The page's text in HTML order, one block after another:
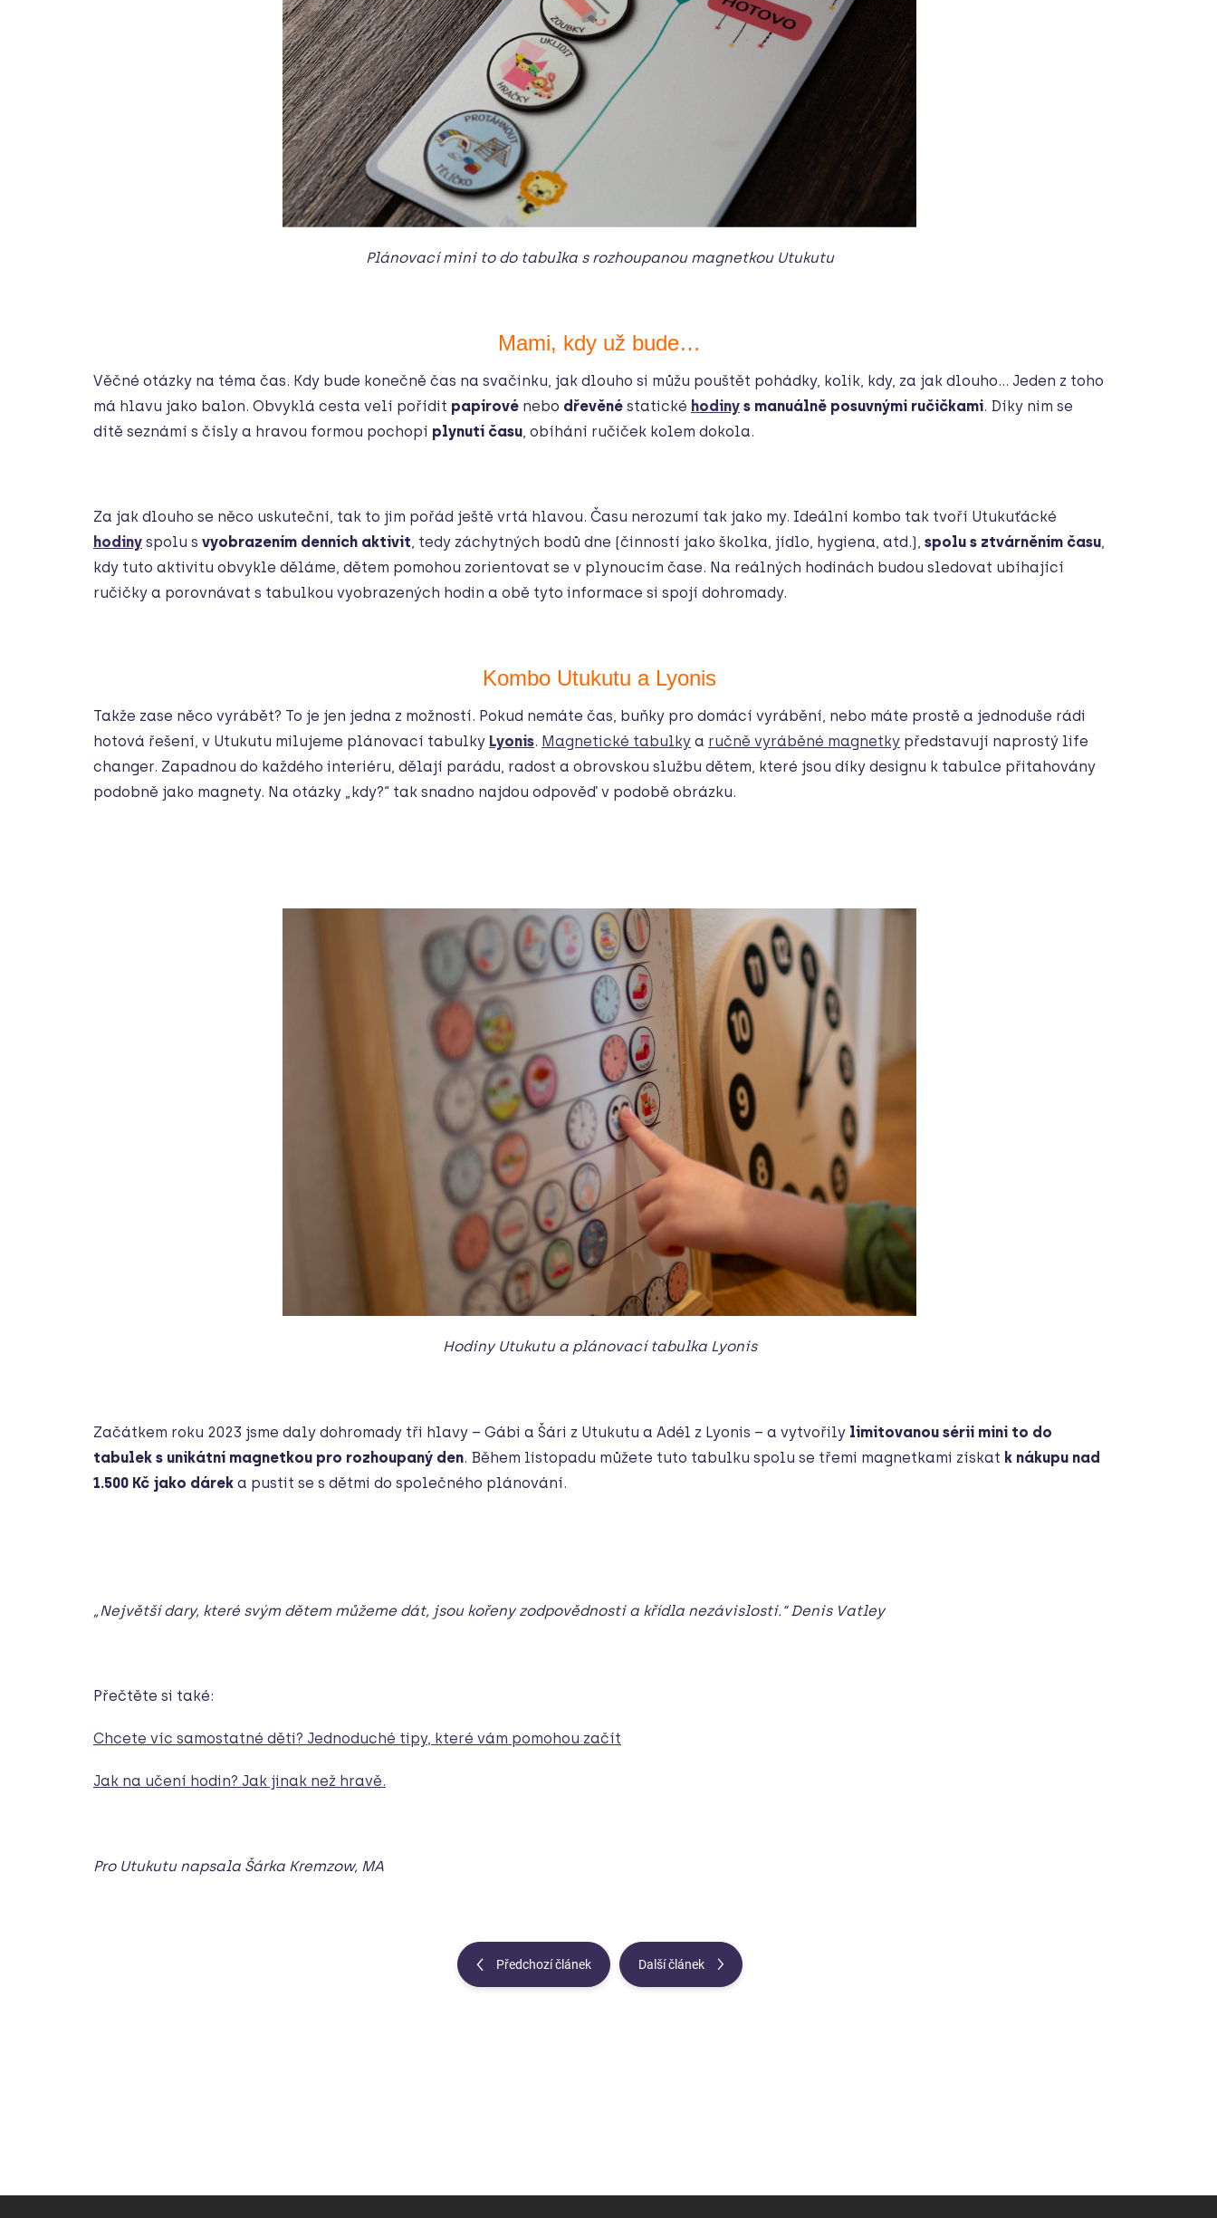
Plánovací mini to do tabulka s rozhoupanou magnetkou Utukutu
Mami, kdy už bude…
Věčné otázky na téma čas. Kdy bude konečně čas na svačinku, jak dlouho si můžu pouštět pohádky, kolik, kdy, za jak dlouho… Jeden z toho
má hlavu jako balon. Obvyklá cesta velí pořídit papírové nebo dřevěné statické hodiny s manuálně posuvnými ručičkami. Díky nim se
dítě seznámí s čísly a hravou formou pochopí plynutí času, obíhání ručiček kolem dokola.
Za jak dlouho se něco uskuteční, tak to jim pořád ještě vrtá hlavou. Času nerozumí tak jako my. Ideální kombo tak tvoří Utukuťácké
hodiny spolu s vyobrazením denních aktivit, tedy záchytných bodů dne (činností jako školka, jídlo, hygiena, atd.), spolu s ztvárněním času,
kdy tuto aktivitu obvykle děláme, dětem pomohou zorientovat se v plynoucím čase. Na reálných hodinách budou sledovat ubíhající
ručičky a porovnávat s tabulkou vyobrazených hodin a obě tyto informace si spojí dohromady.
Kombo Utukutu a Lyonis
Takže zase něco vyrábět? To je jen jedna z možností. Pokud nemáte čas, buňky pro domácí vyrábění, nebo máte prostě a jednoduše rádi
hotová řešení, v Utukutu milujeme plánovací tabulky Lyonis. Magnetické tabulky a ručně vyráběné magnetky představují naprostý life
changer. Zapadnou do každého interiéru, dělají parádu, radost a obrovskou službu dětem, které jsou díky designu k tabulce přitahovány
podobně jako magnety. Na otázky „kdy?“ tak snadno najdou odpověď v podobě obrázku.
Hodiny Utukutu a plánovací tabulka Lyonis
Začátkem roku 2023 jsme daly dohromady tři hlavy – Gábi a Šári z Utukutu a Adél z Lyonis – a vytvořily limitovanou sérii mini to do
tabulek s unikátní magnetkou pro rozhoupaný den. Během listopadu můžete tuto tabulku spolu se třemi magnetkami získat k nákupu nad
1.500 Kč jako dárek a pustit se s dětmi do společného plánování.
„Největší dary, které svým dětem můžeme dát, jsou kořeny zodpovědnosti a křídla nezávislosti.“ Denis Vatley
Přečtěte si také:
Chcete víc samostatné děti? Jednoduché tipy, které vám pomohou začít
Jak na učení hodin? Jak jinak než hravě.
Pro Utukutu napsala Šárka Kremzow, MA
Předchozí článek Další článek